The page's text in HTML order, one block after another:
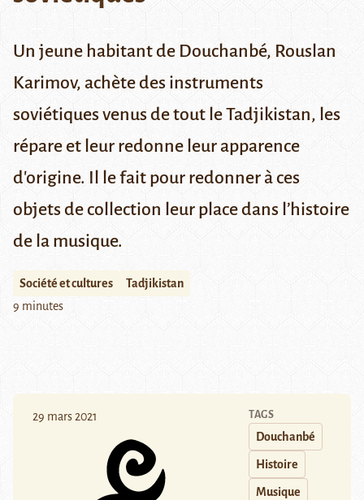
Un jeune habitant de Douchanbé, Rouslan
Karimov, achète des instruments
soviétiques venus de tout le Tadjikistan, les
répare et leur redonne leur apparence
d'origine. Il le fait pour redonner à ces
objets de collection leur place dans l’histoire
de la musique.
Société et cultures
Tadjikistan
9 minutes
29 mars 2021 TAGS
Douchanbé
Histoire
Musique